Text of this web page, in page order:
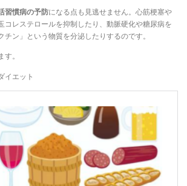
習慣病の予防になる点も見逃せません。心筋梗塞や
コレステロールを抑制したり、動脈硬化や糖尿病を
ン」という物質を分泌したりするのです。
。
エット